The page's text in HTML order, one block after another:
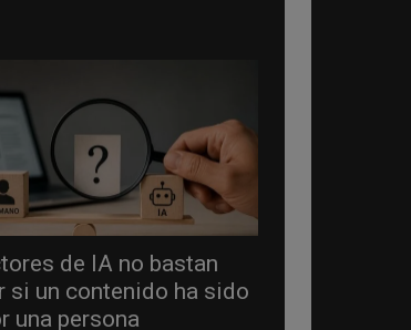
de IA no bastan
si un contenido ha sido
una persona